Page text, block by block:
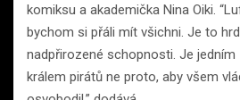
komiksu a akademička Nina Oiki.
bychom si přáli mít všichni. Je to
nadpřirozené schopnosti. Je
králem pirátů ne proto, aby všem